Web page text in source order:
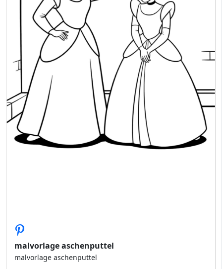
malvorlage aschenputtel
malvorlage aschenputtel